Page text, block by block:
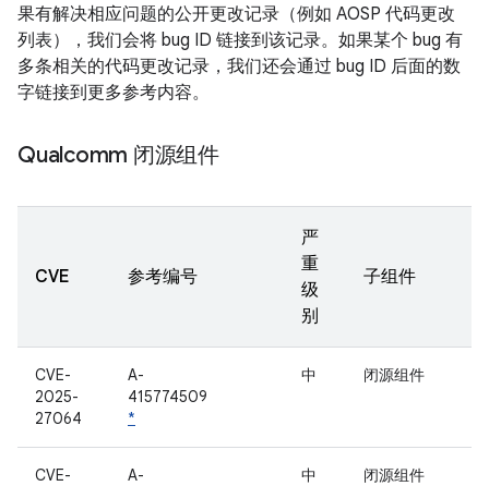
果有解决相应问题的公开更改记录（例如 AOSP 代码更改
列表），我们会将 bug ID 链接到该记录。如果某个 bug 有
多条相关的代码更改记录，我们还会通过 bug ID 后面的数
字链接到更多参考内容。
Qualcomm 闭源组件
CVE 参考编号
严
重
级
别
子组件
CVE-
2025-
27064
A-
415774509
*
中 闭源组件
CVE-
A-
中 闭源组件